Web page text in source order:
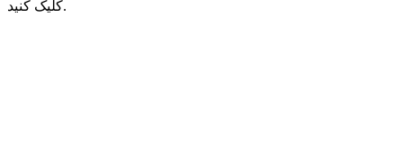
کلیک کنید.